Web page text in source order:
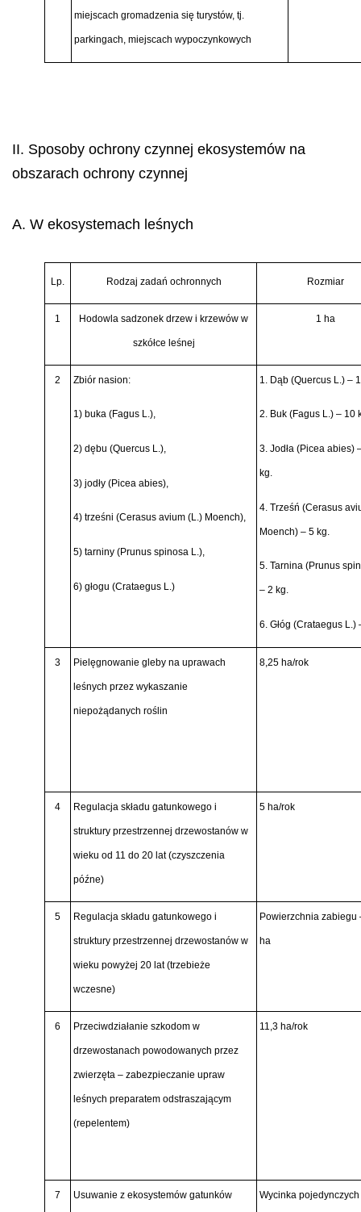
miejscach gromadzenia się turystów, tj.
parkingach, miejscach wypoczynkowych
II. Sposoby ochrony czynnej ekosystemów na
obszarach ochrony czynnej
A. W ekosystemach leśnych
Lp. Rodzaj zadań ochronnych Rozmiar
1 Hodowla sadzonek drzew i krzewów w
szkółce leśnej
1 ha
2 Zbiór nasion:
1) buka (Fagus L.),
2) dębu (Quercus L.),
3) jodły (Picea abies),
4) trześni (Cerasus avium (L.) Moench),
5) tarniny (Prunus spinosa L.),
6) głogu (Crataegus L.)
1. Dąb (Quercus L.) –
2. Buk (Fagus L.) –10
3. Jodła (Picea abies)
kg.
4. Trześń (Cerasus
Moench) –5 kg.
5. Tarnina (Prunus
–2 kg.
6. Głóg (Crataegus L.)
3 Pielęgnowanie gleby na uprawach
leśnych przez wykaszanie
niepożądanych roślin
8,25 ha/rok
4 Regulacja składu gatunkowego i
struktury przestrzennej drzewostanów w
wieku od 11 do 20 lat (czyszczenia
późne)
5 ha/rok
5 Regulacja składu gatunkowego i
struktury przestrzennej drzewostanów w
wieku powyżej 20 lat (trzebieże
wczesne)
Powierzchnia zabiegu
ha
6 Przeciwdziałanie szkodom w
drzewostanach powodowanych przez
zwierzęta – zabezpieczanie upraw
leśnych preparatem odstraszającym
(repelentem)
11,3 ha/rok
7 Usuwanie z ekosystemów gatunków Wycinka